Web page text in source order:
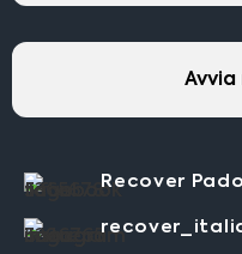
Recover